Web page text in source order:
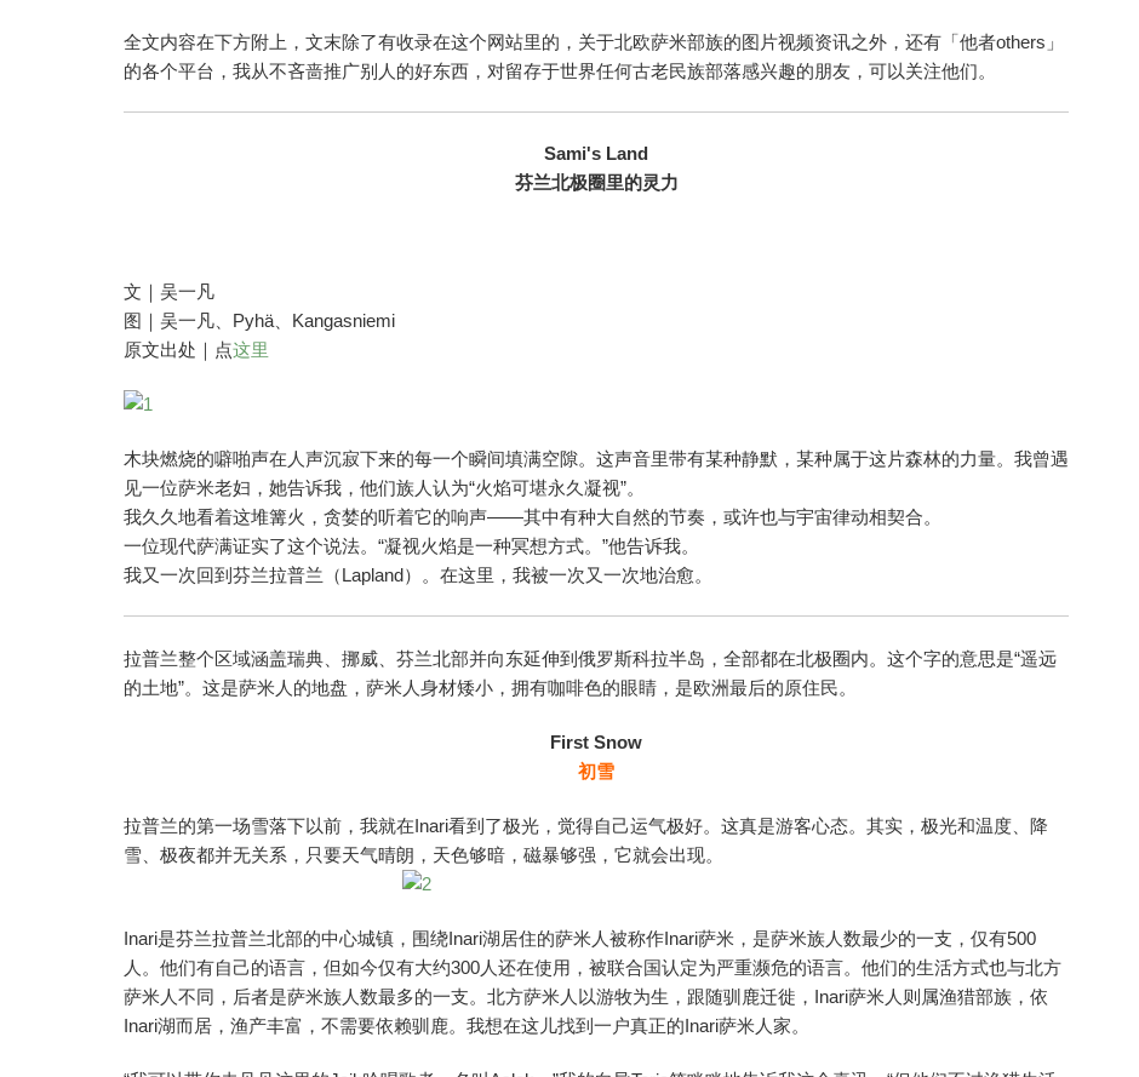
全文内容在下方附上，文末除了有收录在这个网站里的，关于北欧萨米部族的图片视频资讯之外，还有「他者others」
的各个平台，我从不吝啬推广别人的好东西，对留存于世界任何古老民族部落感兴趣的朋友，可以关注他们。
Sami's Land
芬兰北极圈里的灵力
文｜吴一凡
图｜吴一凡、Pyhä、Kangasniemi
原文出处｜点这里
木块燃烧的噼啪声在人声沉寂下来的每一个瞬间填满空隙。这声音里带有某种静默，某种属于这片森林的力量。我曾遇
见一位萨米老妇，她告诉我，他们族人认为“火焰可堪永久凝视”。
我久久地看着这堆篝火，贪婪的听着它的响声——其中有种大自然的节奏，或许也与宇宙律动相契合。
一位现代萨满证实了这个说法。“凝视火焰是一种冥想方式。”他告诉我。
我又一次回到芬兰拉普兰（Lapland）。在这里，我被一次又一次地治愈。
拉普兰整个区域涵盖瑞典、挪威、芬兰北部并向东延伸到俄罗斯科拉半岛，全部都在北极圈内。这个字的意思是“遥远
的土地”。这是萨米人的地盘，萨米人身材矮小，拥有咖啡色的眼睛，是欧洲最后的原住民。
First Snow
初雪
拉普兰的第一场雪落下以前，我就在Inari看到了极光，觉得自己运气极好。这真是游客心态。其实，极光和温度、降
雪、极夜都并无关系，只要天气晴朗，天色够暗，磁暴够强，它就会出现。
Inari是芬兰拉普兰北部的中心城镇，围绕Inari湖居住的萨米人被称作Inari萨米，是萨米族人数最少的一支，仅有500
人。他们有自己的语言，但如今仅有大约300人还在使用，被联合国认定为严重濒危的语言。他们的生活方式也与北方
萨米人不同，后者是萨米族人数最多的一支。北方萨米人以游牧为生，跟随驯鹿迁徙，Inari萨米人则属渔猎部族，依
Inari湖而居，渔产丰富，不需要依赖驯鹿。我想在这儿找到一户真正的Inari萨米人家。